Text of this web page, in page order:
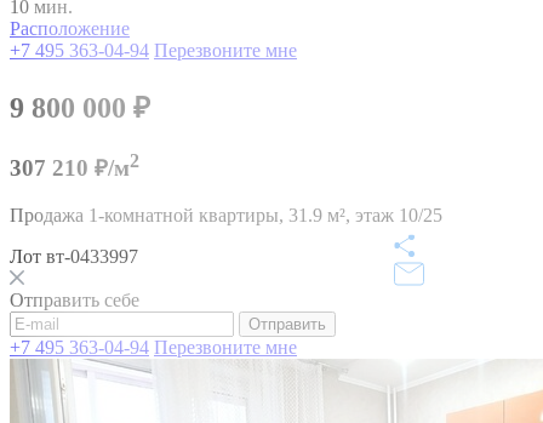
10 мин.
Расположение
+7 495 363-04-94 Перезвоните мне
9 800 000 ₽
307 210 ₽/м2
Продажа 1-комнатной квартиры, 31.9 м², этаж 10/25
Лот вт-0433997
Отправить себе
Отправить
+7 495 363-04-94 Перезвоните мне